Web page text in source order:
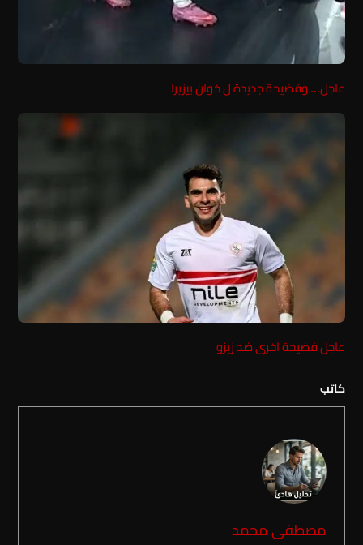
عاجل… وفضيحة جديدة ل خوان بيزيرا
عاجل فضيحة اخرى ضد زيزو
كاتب
مصطفى محمد